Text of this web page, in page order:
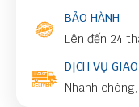
BẢO HÀNH
Lên đến 24
DỊCH VỤ
Nhanh